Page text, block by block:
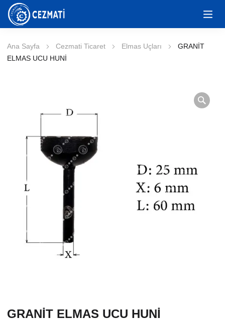
Ana Sayfa Cezmati Ticaret Elmas Uçları
GRANİT
ELMAS UCU HUNİ
GRANİT ELMAS UCU HUNİ